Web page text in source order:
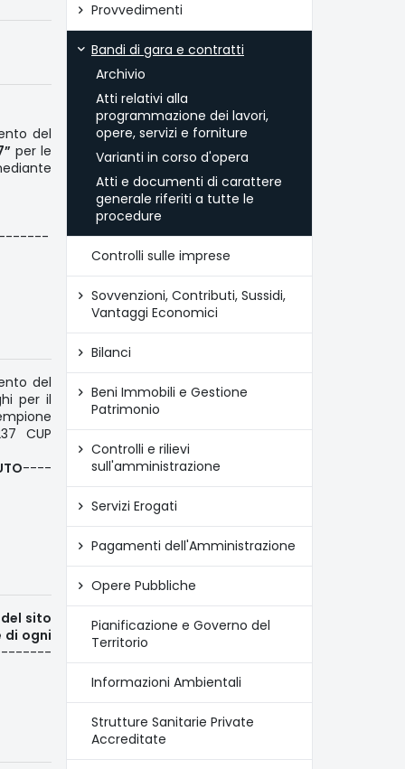
del
per le
del
per il
CUP
----
sito
di ogni
Provvedimenti
Bandi di gara e contratti
Archivio
Atti relativi alla
programmazione dei lavori,
opere, servizi e forniture
Varianti in corso d'opera
Atti e documenti di carattere
generale riferiti a tutte le
procedure
Controlli sulle imprese
Sovvenzioni, Contributi, Sussidi,
Vantaggi Economici
Bilanci
Beni Immobili e Gestione
Patrimonio
Controlli e rilievi
sull'amministrazione
Servizi Erogati
Pagamenti dell'Amministrazione
Opere Pubbliche
Pianificazione e Governo del
Territorio
Informazioni Ambientali
Strutture Sanitarie Private
Accreditate